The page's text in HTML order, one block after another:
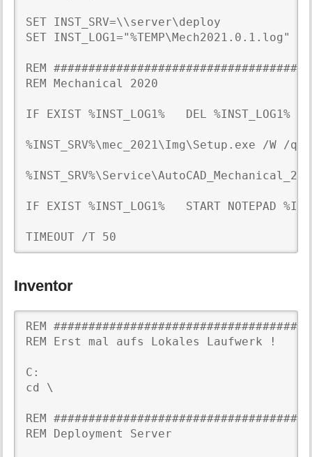
SET INST_SRV=\\server\deploy
SET INST_LOG1="%TEMP\Mech2021.0.1.log"
REM
REM Mechanical 2020
IF EXIST %INST_LOG1%   DEL %INST_LOG1%
%INST_SRV%\mec_2021\Img\Setup.exe /W /
IF EXIST %INST_LOG1%   START NOTEPAD
TIMEOUT /T 50
Inventor
REM
REM Erst mal aufs Lokales Laufwerk !
C:
cd \
REM
REM Deployment Server